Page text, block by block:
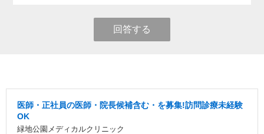
回答する
医師・正社員の医師・院長候補含む・を募集!訪問診療未経験
OK
緑地公園メディカルクリニック